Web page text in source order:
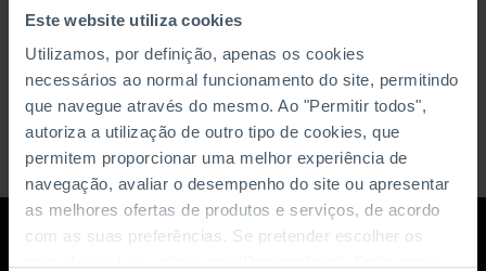
Este website utiliza cookies
Utilizamos, por definição, apenas os cookies
necessários ao normal funcionamento do site, permitindo
que navegue através do mesmo. Ao "Permitir todos",
autoriza a utilização de outro tipo de cookies, que
permitem proporcionar uma melhor experiência de
navegação, avaliar o desempenho do site ou apresentar
as melhores ofertas de produtos e serviços, de acordo
com as suas preferências. Se pretender escolher os